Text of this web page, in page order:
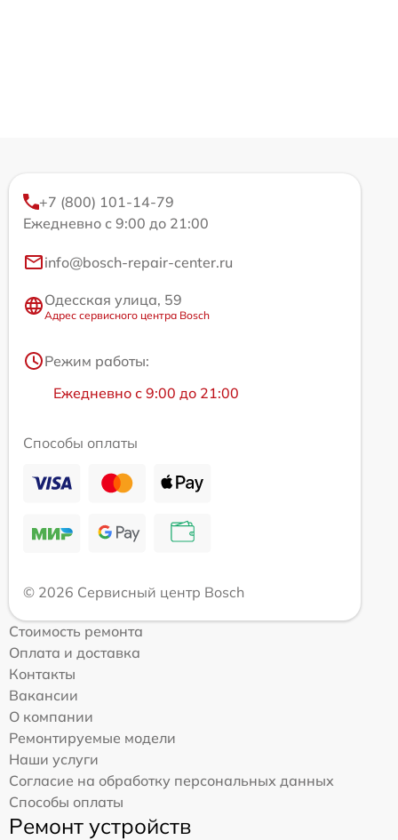
+7 (800) 101-14-79
Ежедневно с 9:00 до 21:00
info@bosch-repair-center.ru
Одесская улица, 59
Адрес сервисного центра Bosch
Режим работы:
Ежедневно с 9:00 до 21:00
Способы оплаты
© 2026 Сервисный центр Bosch
Стоимость ремонта
Оплата и доставка
Контакты
Вакансии
О компании
Ремонтируемые модели
Наши услуги
Согласие на обработку персональных данных
Способы оплаты
Ремонт устройств